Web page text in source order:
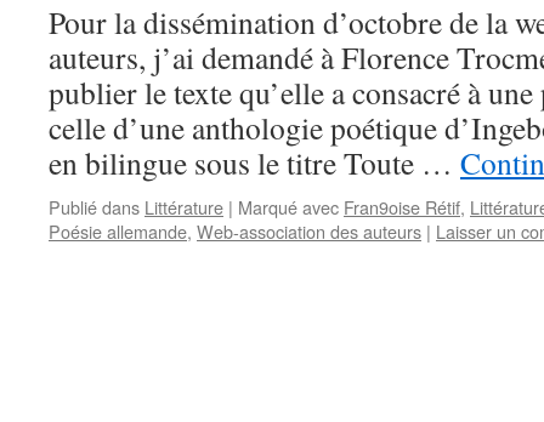
Pour la dissémination d’octobre de la
auteurs, j’ai demandé à Florence
publier le texte qu’elle a consacré à
celle d’une anthologie poétique
en bilingue sous le titre Toute …
Publié dans Littérature | Marqué avec Fran9oise Rétif,
Poésie allemande, Web-association des auteurs | Laisser un